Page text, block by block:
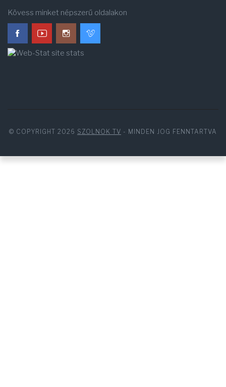
Kövess minket népszerű oldalakon
© COPYRIGHT 2026 SZOLNOK TV - MINDEN JOG FENNTARTVA